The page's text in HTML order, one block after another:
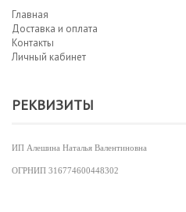
Главная
Доставка и оплата
Контакты
Личный кабинет
РЕКВИЗИТЫ
ИП Алешина Наталья Валентиновна
ОГРНИП 316774600448302